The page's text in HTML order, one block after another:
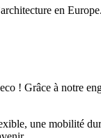
en Europe.
! Grâce à notre
une mobilité